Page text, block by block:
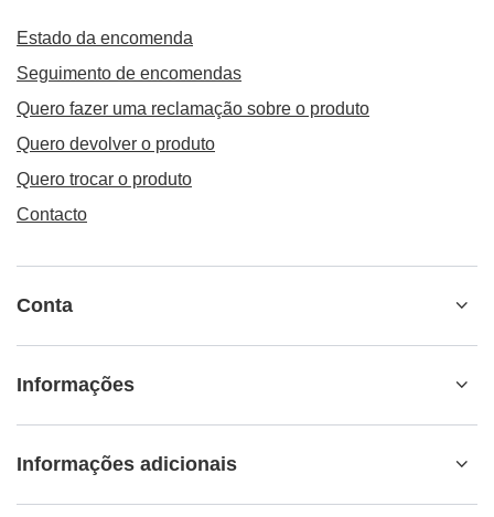
Estado da encomenda
Seguimento de encomendas
Quero fazer uma reclamação sobre o produto
Quero devolver o produto
Quero trocar o produto
Contacto
Conta
Informações
Informações adicionais